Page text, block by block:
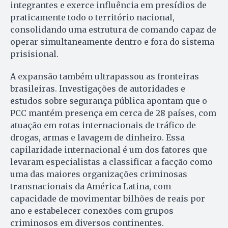
integrantes e exerce influência em presídios de
praticamente todo o território nacional,
consolidando uma estrutura de comando capaz de
operar simultaneamente dentro e fora do sistema
prisisional.
A expansão também ultrapassou as fronteiras
brasileiras. Investigações de autoridades e
estudos sobre segurança pública apontam que o
PCC mantém presença em cerca de 28 países, com
atuação em rotas internacionais de tráfico de
drogas, armas e lavagem de dinheiro. Essa
capilaridade internacional é um dos fatores que
levaram especialistas a classificar a facção como
uma das maiores organizações criminosas
transnacionais da América Latina, com
capacidade de movimentar bilhões de reais por
ano e estabelecer conexões com grupos
criminosos em diversos continentes.